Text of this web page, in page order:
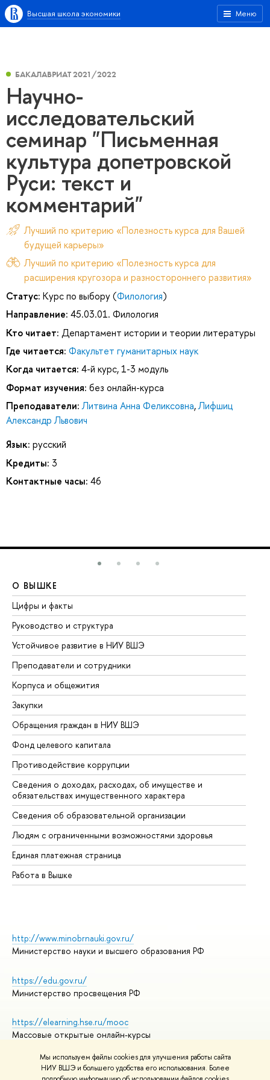
Мы используем файлы cookies для улучшения работы сайта
НИУ ВШЭ и большего удобства его использования. Более
Меню
Высшая школа экономики
БАКАЛАВРИАТ 2021/2022
Научно-
исследовательский
семинар "Письменная
культура допетровской
Руси: текст и
комментарий"
Лучший по критерию «Полезность курса для Вашей
будущей карьеры»
Лучший по критерию «Полезность курса для
расширения кругозора и разностороннего развития»
Статус: Курс по выбору (Филология)
Направление: 45.03.01. Филология
Кто читает: Департамент истории и теории литературы
Где читается: Факультет гуманитарных наук
Когда читается: 4-й курс, 1-3 модуль
Формат изучения: без онлайн-курса
Преподаватели: Литвина Анна Феликсовна,Лифшиц
Александр Львович
Язык: русский
Кредиты: 3
Контактные часы: 46
О ВЫШКЕ
Цифры и факты
Руководство и структура
Устойчивое развитие в НИУ ВШЭ
Преподаватели и сотрудники
Корпуса и общежития
Закупки
Обращения граждан в НИУ ВШЭ
Фонд целевого капитала
Противодействие коррупции
Сведения о доходах, расходах, об имуществе и
обязательствах имущественного характера
Сведения об образовательной организации
Людям с ограниченными возможностями здоровья
Единая платежная страница
Работа в Вышке
http://www.minobrnauki.gov.ru/
Министерство науки и высшего образования РФ
https://edu.gov.ru/
Министерство просвещения РФ
https://elearning.hse.ru/mooc
Массовые открытые онлайн-курсы